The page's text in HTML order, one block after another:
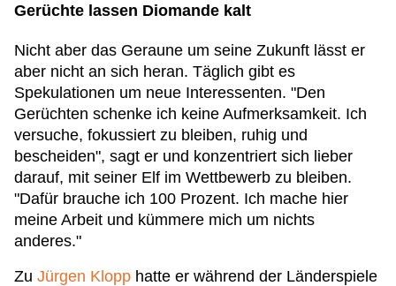
Gerüchte lassen Diomande kalt
Nicht aber das Geraune um seine Zukunft lässt er
aber nicht an sich heran. Täglich gibt es
Spekulationen um neue Interessenten. "Den
Gerüchten schenke ich keine Aufmerksamkeit. Ich
versuche, fokussiert zu bleiben, ruhig und
bescheiden", sagt er und konzentriert sich lieber
darauf, mit seiner Elf im Wettbewerb zu bleiben.
"Dafür brauche ich 100 Prozent. Ich mache hier
meine Arbeit und kümmere mich um nichts
anderes."
Zu Jürgen Klopp hatte er während der Länderspiele